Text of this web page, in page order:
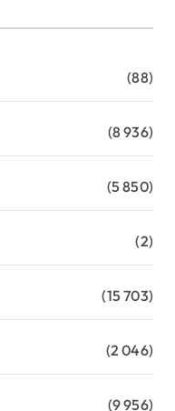
(88)
(8 936)
(5 850)
(2)
(15 703)
(2 046)
(9 956)